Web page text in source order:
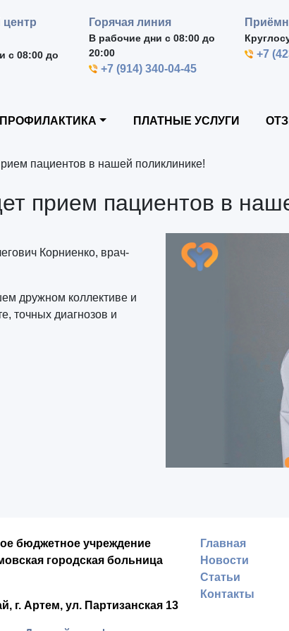
центр
с 08:00 до
Горячая линия
В рабочие дни с 08:00 до
20:00
+7 (914) 340-04-45
+7
ПРОФИЛАКТИКА ПЛАТНЫЕ УСЛУГИ
пациентов в нашей поликлинике!
прием пациентов в
Корниенко, врач-
дружном коллективе и
точных диагнозов и
бюджетное учреждение
городская больница
г. Артем, ул. Партизанская 13
Главная
Новости
Статьи
Контакты